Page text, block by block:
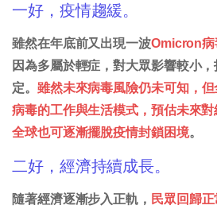
一好，疫情趨緩。
雖然在年底前又出現一波Omicron病
因為多屬於輕症，對大眾影響較小
定。 雖然未來病毒風險仍未可知，
病毒的工作與生活模式，預估未來對
全球也可逐漸擺脫疫情封鎖困境。
二好，經濟持續成長。
隨著經濟逐漸步入正軌， 民眾回歸